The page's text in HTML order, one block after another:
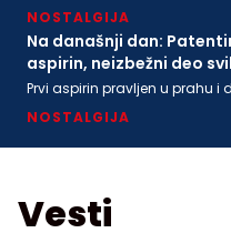
NOSTALGIJA
Na današnji dan:
aspirin, neizbežni deo
Prvi aspirin pravljen u prahu i
NOSTALGIJA
Vesti